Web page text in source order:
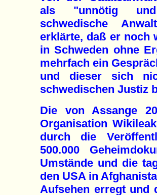
als "unnötig und
schwedische
erklärte, daß er noch
in Schweden ohne
mehrfach ein
und dieser sich
schwedischen Justiz
Die von Assange
Organisation
durch die
500.000
Umstände und die
den USA in
Aufsehen erregt und